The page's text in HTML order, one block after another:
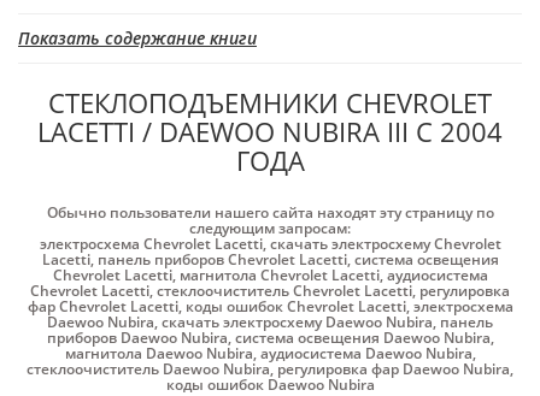
Показать содержание книги
СТЕКЛОПОДЪЕМНИКИ CHEVROLET
LACETTI / DAEWOO NUBIRA III С 2004
ГОДА
Обычно пользователи нашего сайта находят эту страницу по
следующим запросам:
электросхема Chevrolet Lacetti,скачать электросхему Chevrolet
Lacetti, панель приборов Chevrolet Lacetti,система освещения
Chevrolet Lacetti, магнитола Chevrolet Lacetti,аудиосистема
Chevrolet Lacetti,стеклоочиститель Chevrolet Lacetti, регулировка
фар Chevrolet Lacetti, коды ошибок Chevrolet Lacetti,электросхема
Daewoo Nubira,скачать электросхему Daewoo Nubira, панель
приборов Daewoo Nubira,система освещения Daewoo Nubira,
магнитола Daewoo Nubira,аудиосистема Daewoo Nubira,
стеклоочиститель Daewoo Nubira, регулировка фар Daewoo Nubira,
коды ошибок Daewoo Nubira